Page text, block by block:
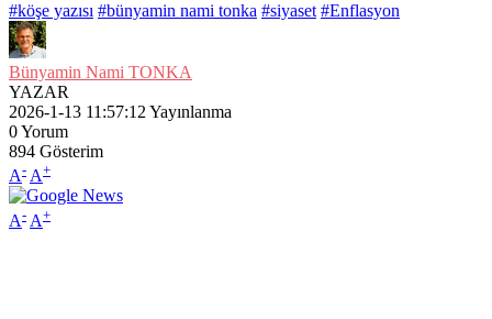
#köşe yazısı #bünyamin nami tonka #siyaset #Enflasyon
Bünyamin Nami TONKA
YAZAR
2026-1-13 11:57:12 Yayınlanma
0Yorum
894 Gösterim
A- A+
A- A+